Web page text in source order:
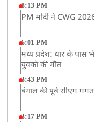
8:13 PM
PM मोदी ने CWG
6:01 PM
मध्य प्रदेश: धार के पास
युवकों की मौत
3:43 PM
बंगाल की पूर्व सीएम
3:17 PM